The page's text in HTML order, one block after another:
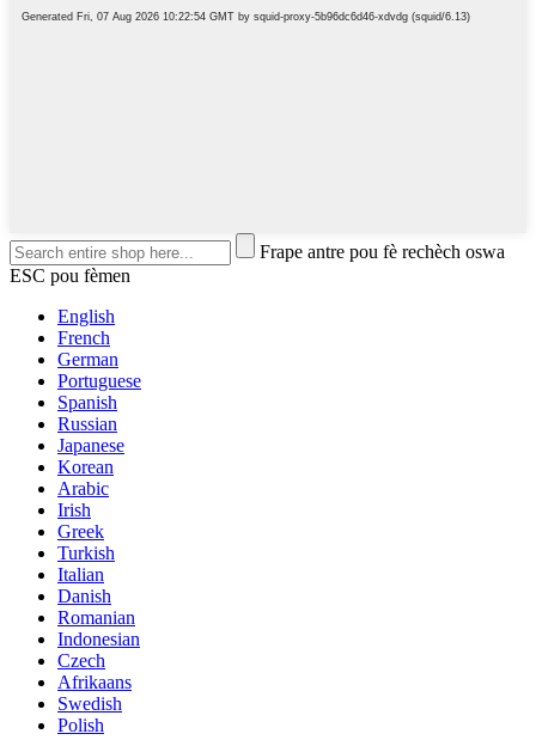
Frape antre pou fè rechèch oswa
ESC pou fèmen
English
French
German
Portuguese
Spanish
Russian
Japanese
Korean
Arabic
Irish
Greek
Turkish
Italian
Danish
Romanian
Indonesian
Czech
Afrikaans
Swedish
Polish